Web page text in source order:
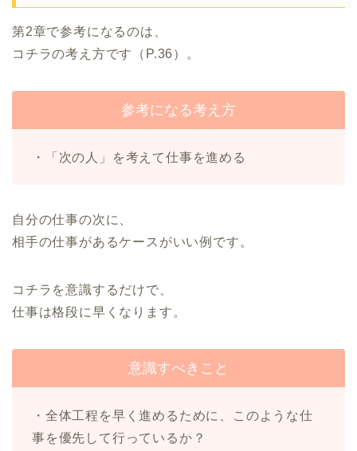
第2章で参考になるのは、
コチラの考え方です（P.36）。
参考になる考え方
・「次の人」を考えて仕事を進める
自分の仕事の次に、
相手の仕事があるケースがいい例です。
コチラを意識するだけで、
仕事は格段に早くなります。
意識すべきこと
・全体工程を早く進めるために、このような仕
事を優先して行っているか？